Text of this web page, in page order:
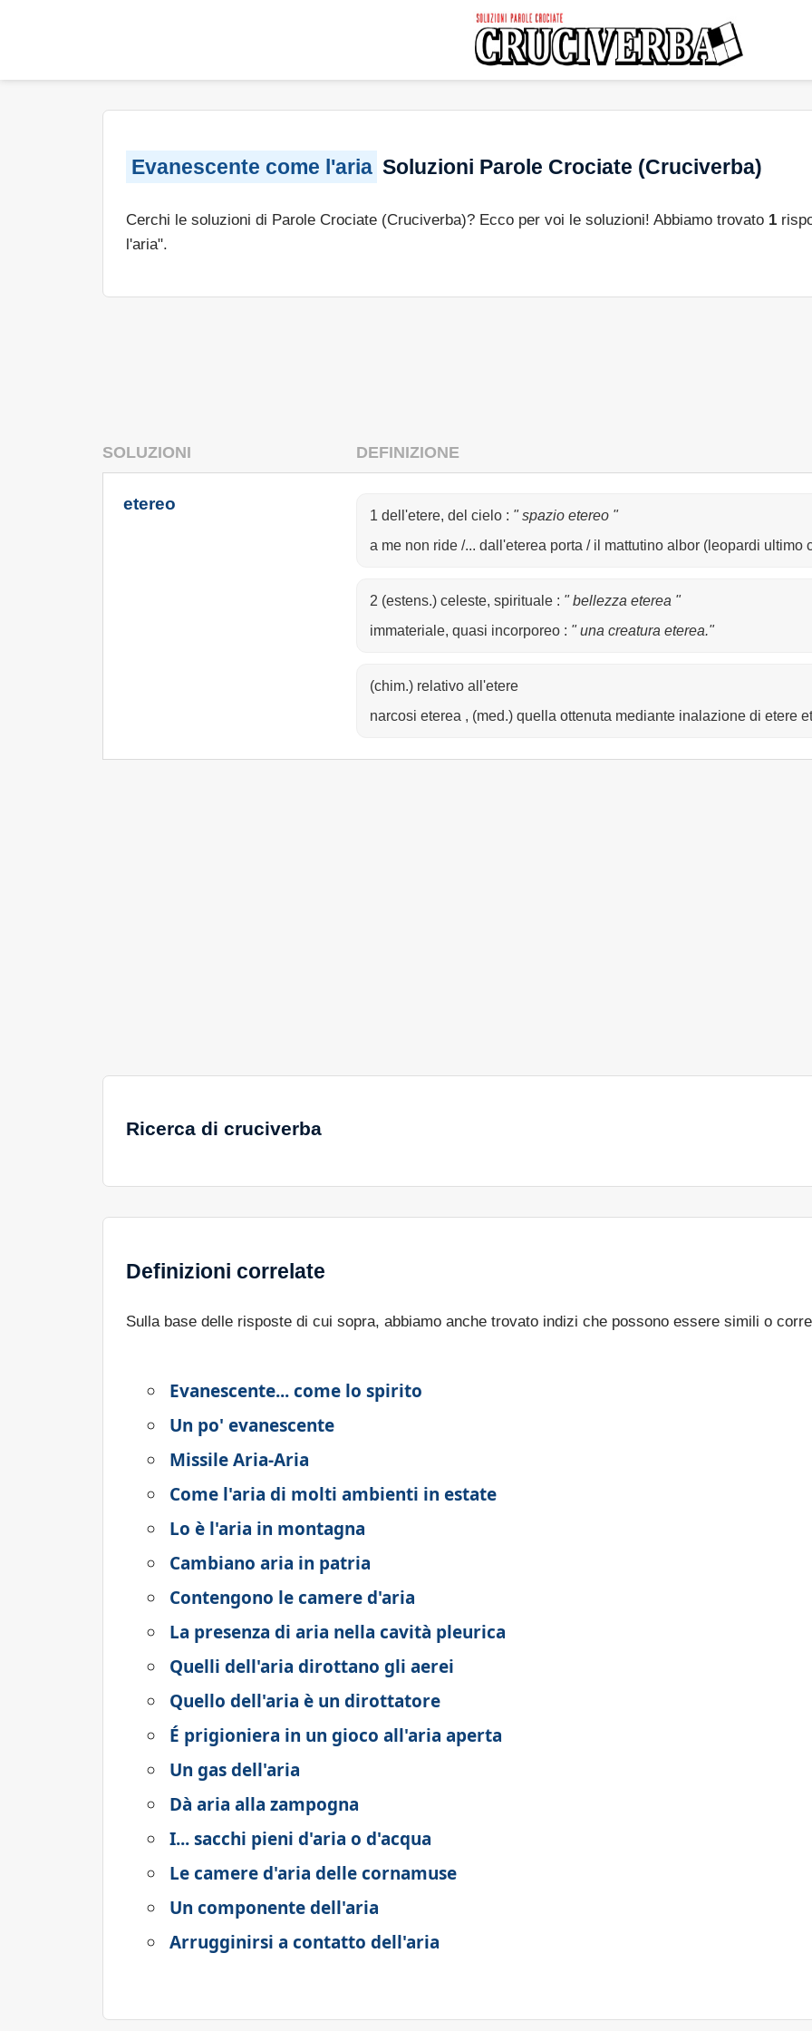
Evanescente come l'aria Soluzioni Parole Crociate (Cruciverba)
Cerchi le soluzioni di Parole Crociate (Cruciverba)? Ecco per voi le soluzioni! Abbiamo trovato 1
l'aria".
SOLUZIONI DEFINIZIONE
etereo
1 dell'etere, del cielo : " spazio etereo "
a me non ride /... dall'eterea porta / il mattutino albor (leopardi ultimo
2 (estens.) celeste, spirituale : " bellezza eterea "
immateriale, quasi incorporeo : " una creatura eterea."
(chim.) relativo all'etere
narcosi eterea , (med.) quella ottenuta mediante inalazione di etere
Ricerca di cruciverba
Definizioni correlate
Sulla base delle risposte di cui sopra, abbiamo anche trovato indizi che possono essere simili o
Evanescente... come lo spirito
Un po' evanescente
Missile Aria-Aria
Come l'aria di molti ambienti in estate
Lo è l'aria in montagna
Cambiano aria in patria
Contengono le camere d'aria
La presenza di aria nella cavità pleurica
Quelli dell'aria dirottano gli aerei
Quello dell'aria è un dirottatore
É prigioniera in un gioco all'aria aperta
Un gas dell'aria
Dà aria alla zampogna
I... sacchi pieni d'aria o d'acqua
Le camere d'aria delle cornamuse
Un componente dell'aria
Arrugginirsi a contatto dell'aria